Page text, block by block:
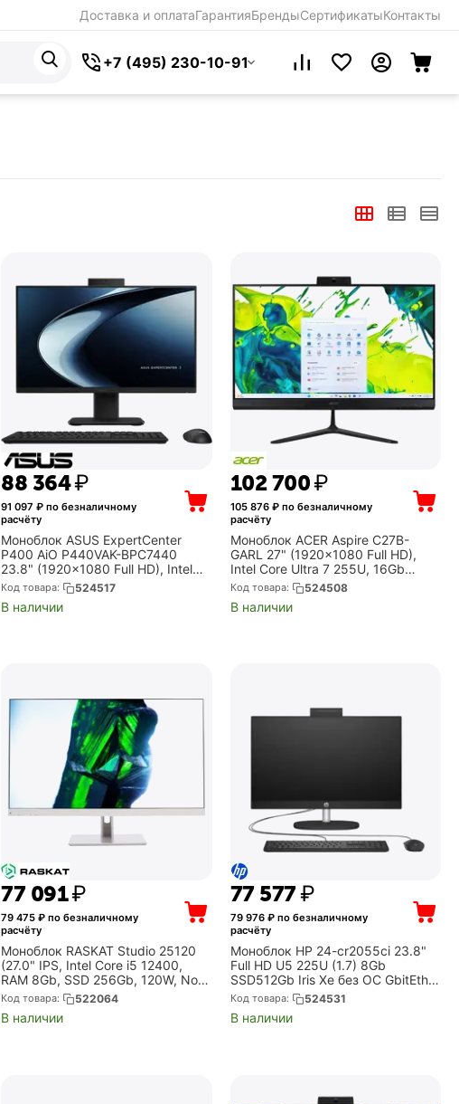
Доставка и оплатаГарантияБрендыСертификатыКонтакты
+7 (495) 230-10-91
88 364₽
91 097 ₽ по безналичному
расчёту
Моноблок ASUS ExpertCenter
P400 AiO P440VAK-BPC7440
23.8" (1920x1080 Full HD), Intel
Core 7 240H, 16Gb DDR5, 512Gb
SSD, Intel Graphics, без ОС,
чёрный (90PT0...
Код товара: 524517
В наличии
102 700₽
105 876₽ по безналичному
расчёту
Моноблок ACER Aspire C27B-
GARL 27" (1920x1080 Full HD),
Intel Core Ultra 7 255U, 16Gb
DDR5, 1Tb SSD, Intel Graphics, без
ОС, чёрный (DQ.BT2CD.003)
Код товара: 524508
В наличии
77 091₽
79 475 ₽ по безналичному
расчёту
Моноблок RASKAT Studio 25120
(27.0" IPS, Intel Core i5 12400,
RAM 8Gb, SSD 256Gb, 120W, No
OS) (Studio25120232844)
Код товара: 522064
В наличии
77 577₽
79 976₽ по безналичному
расчёту
Моноблок HP 24-cr2055ci 23.8"
Full HD U5 225U (1.7) 8Gb
SSD512Gb Iris Xe без ОС GbitEth
WiFi BT 90W клавиатура мышь
Cam черный 1920x1080
(C84E3EA)
Код товара: 524531
В наличии